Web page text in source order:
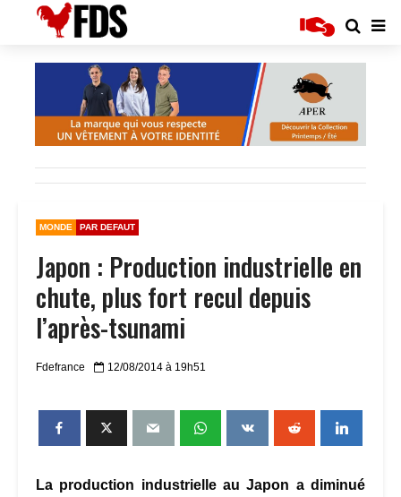
MONDE PAR DEFAUT
Japon : Production industrielle en
chute, plus fort recul depuis
l’après-tsunami
Fdefrance 12/08/2014 à 19h51
La production industrielle au Japon a diminué